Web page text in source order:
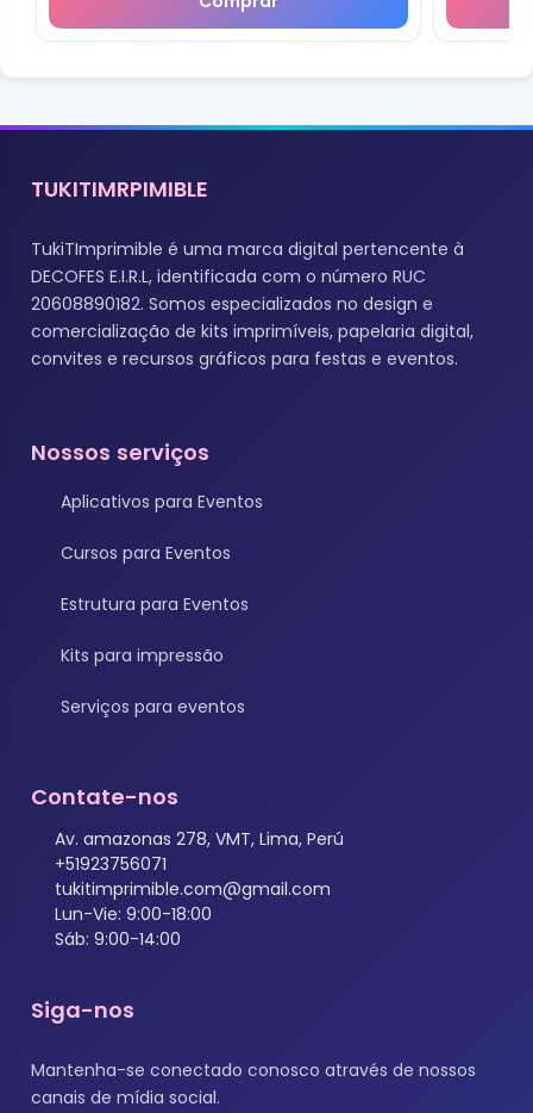
TUKITIMRPIMIBLE
TukiTImprimible é uma marca digital pertencente à
DECOFES E.I.R.L, identificada com o número RUC
20608890182. Somos especializados no design e
comercialização de kits imprimíveis, papelaria digital,
convites e recursos gráficos para festas e eventos.
Nossos serviços
Aplicativos para Eventos
Cursos para Eventos
Estrutura para Eventos
Kits para impressão
Serviços para eventos
Contate-nos
Av. amazonas 278, VMT, Lima, Perú
+51923756071
tukitimprimible.com@gmail.com
Lun-Vie: 9:00-18:00
Sáb: 9:00-14:00
Siga-nos
Mantenha-se conectado conosco através de nossos
canais de mídia social.